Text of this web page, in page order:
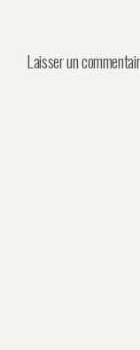
Laisser un